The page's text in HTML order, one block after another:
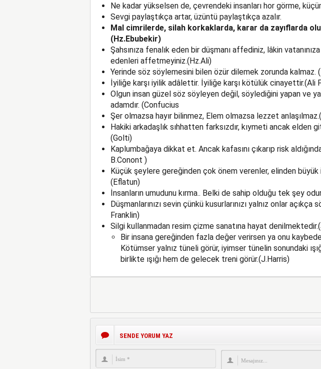
Ne kadar yükselsen de, çevrendeki insanları hor görme,
Sevgi paylaştıkça artar, üzüntü paylaştıkça azalır.
Mal cimrilerde, silah korkaklarda, karar da zayıflarda
(Hz.Ebubekir)
Şahsınıza fenalık eden bir düşmanı affediniz, lâkin
edenleri affetmeyiniz.(Hz.Ali)
Yerinde söz söylemesini bilen özür dilemek zorunda
İyiliğe karşı iyilik adâlettir. İyiliğe karşı kötülük cinayettir.(Ali
Olgun insan güzel söz söyleyen değil, söylediğini yapan ve
adamdır. (Confucius
Şer olmazsa hayır bilinmez, Elem olmazsa lezzet
Hakiki arkadaşlık sıhhatten farksızdır, kıymeti ancak elden
(Golti)
Kaplumbağaya dikkat et. Ancak kafasını çıkarıp risk
B.Conont )
Küçük şeylere gereğinden çok önem verenler, elinden
(Eflatun)
İnsanların umudunu kırma.. Belki de sahip olduğu tek şey
Düşmanlarınızı sevin çünkü kusurlarınızı yalnız onlar açıkça
Franklin)
Silgi kullanmadan resim çizme sanatına hayat
Bir insana gereğinden fazla değer verirsen ya onu
Kötümser yalnız tüneli görür, iyimser tünelin sonundaki
birlikte ışığı hem de gelecek treni görür.(J.Harris)
SENDE YORUM YAZ